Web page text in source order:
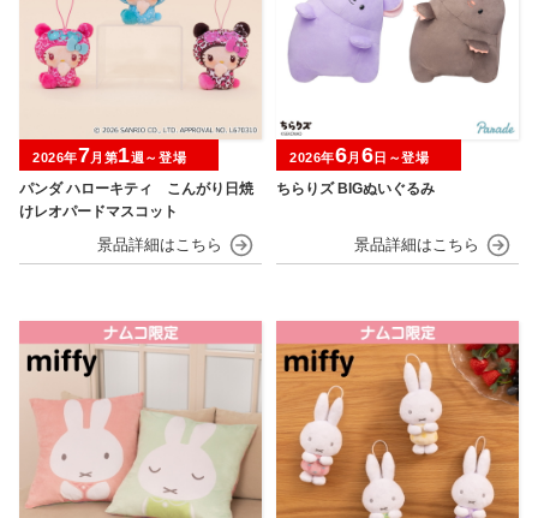
パンダ ハローキティ こんがり日焼
けレオパードマスコット
2026年7月第1週～登場
ちらりズ BIGぬいぐるみ
2026年6月 6日～登場